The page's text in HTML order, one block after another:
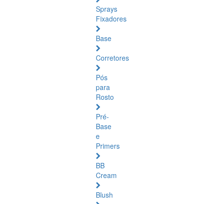
Sprays
Fixadores
Base
Corretores
Pós
para
Rosto
Pré-
Base
e
Primers
BB
Cream
Blush